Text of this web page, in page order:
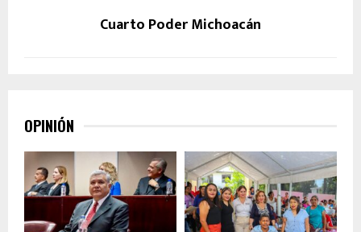
Cuarto Poder Michoacán
OPINIÓN